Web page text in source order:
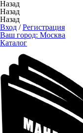
Назад
Назад
Назад
Вход /Регистрация
Ваш город: Москва
Каталог